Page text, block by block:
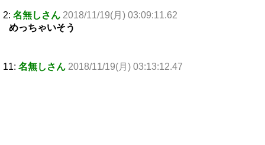
2: 名無しさん 2018/11/19(月) 03:09:11.62
めっちゃいそう
11: 名無しさん 2018/11/19(月) 03:13:12.47